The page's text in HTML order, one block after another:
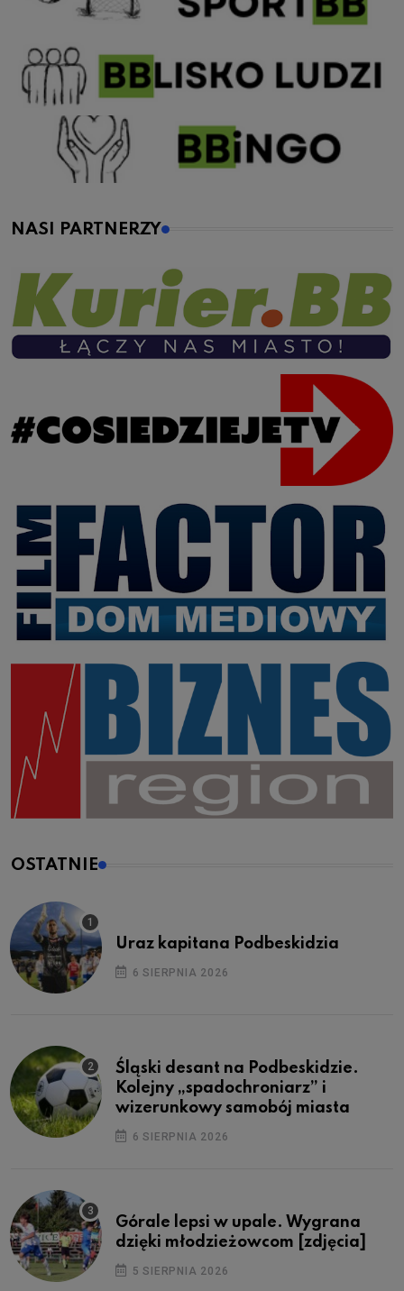
NASI PARTNERZY
OSTATNIE
Uraz kapitana Podbeskidzia
6 SIERPNIA 2026
Śląski desant na Podbeskidzie.
Kolejny „spadochroniarz” i
wizerunkowy samobój miasta
6 SIERPNIA 2026
Górale lepsi w upale. Wygrana
dzięki młodzieżowcom [zdjęcia]
5 SIERPNIA 2026